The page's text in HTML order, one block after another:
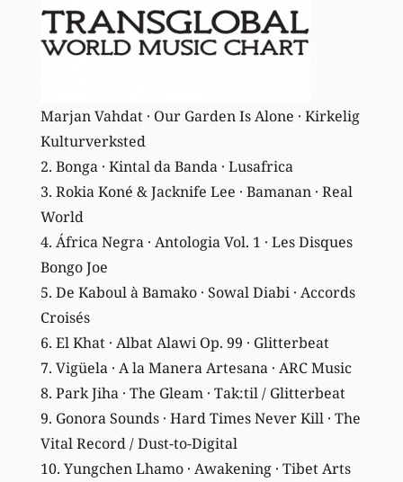
Marjan Vahdat · Our Garden Is Alone · Kirkelig
Kulturverksted
2. Bonga · Kintal da Banda · Lusafrica
3. Rokia Koné & Jacknife Lee · Bamanan · Real
World
4. África Negra · Antologia Vol. 1 · Les Disques
Bongo Joe
5. De Kaboul à Bamako · Sowal Diabi · Accords
Croisés
6. El Khat · Albat Alawi Op. 99 · Glitterbeat
7. Vigüela · A la Manera Artesana · ARC Music
8. Park Jiha · The Gleam · Tak:til / Glitterbeat
9. Gonora Sounds · Hard Times Never Kill · The
Vital Record / Dust-to-Digital
10. Yungchen Lhamo · Awakening · Tibet Arts